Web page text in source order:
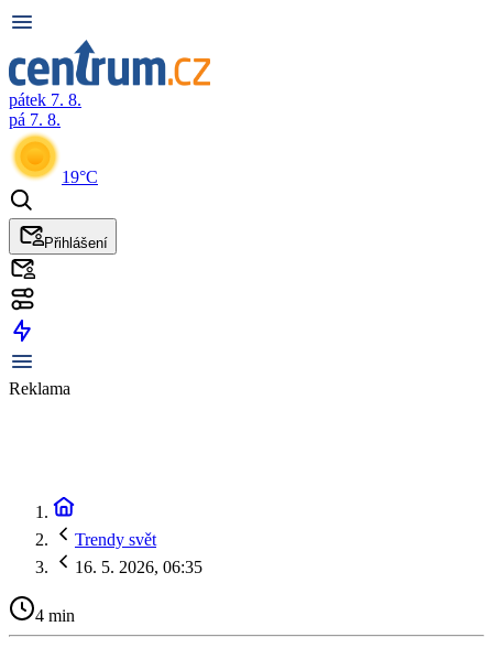
pátek 7. 8.
pá 7. 8.
19°C
Přihlášení
Reklama
Trendy svět
16. 5. 2026, 06:35
4 min